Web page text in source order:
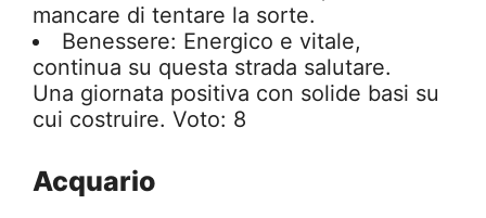
mancare di tentare la sorte.
Benessere: Energico e vitale,
continua su questa strada salutare.
Una giornata positiva con solide basi su
cui costruire. Voto: 8
Acquario